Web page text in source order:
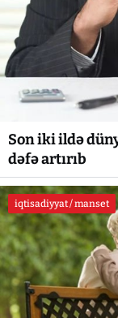
Son iki ildə
dəfə artırıb
iqtisadiyyat / manset